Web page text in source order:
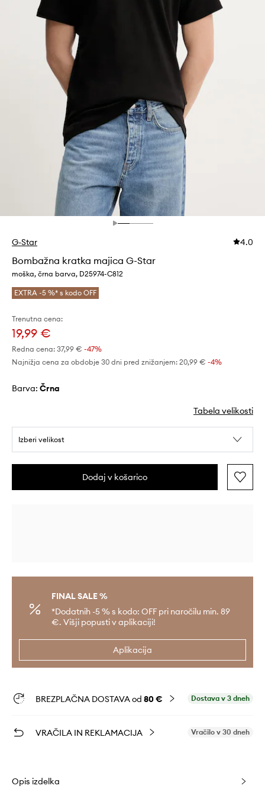
G-Star 4.0
Bombažna kratka majica G-Star
moška, črna barva, D25974-C812
EXTRA -5 %* s kodo OFF
Trenutna cena:
19,99 €
Redna cena: 37,99 € -47%
Najnižja cena za obdobje 30 dni pred znižanjem: 20,99 € -4%
Barva: črna
Tabela velikosti
Izberi velikost
Dodaj v košarico
FINAL SALE %
*Dodatnih -5 % s kodo: OFF pri naročilu min. 89
€. Višji popusti v aplikaciji!
Aplikacija
BREZPLAČNA DOSTAVA od 80 € Dostava v 3 dneh
VRAČILA IN REKLAMACIJA Vračilo v 30 dneh
Opis izdelka